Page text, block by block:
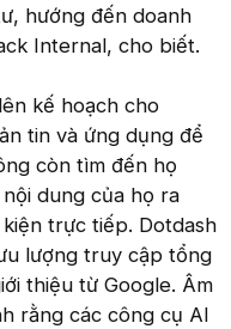
hướng đến doanh
Internal, cho biết.
kế hoạch cho
tin và ứng dụng để
còn tìm đến họ
dung của họ ra
trực tiếp. Dotdash
lượng truy cập tổng
thiệu từ Google. Âm
rằng các công cụ AI